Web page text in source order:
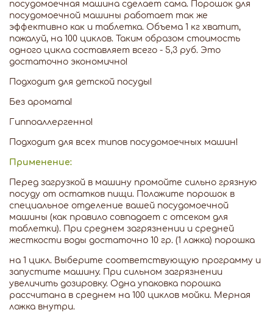
посудомоечная машина сделает сама. Порошок для
посудомоечной машины работает так же
эффективно как и таблетка. Объема 1 кг хватит,
пожалуй, на 100 циклов. Таким образом стоимость
одного цикла составляет всего - 5,3 руб. Это
достаточно экономично!
Подходит для детской посуды!
Без аромата!
Гиппоаллергенно!
Подходит для всех типов посудомоечных машин!
Применение:
Перед загрузкой в машину промойте сильно грязную
посуду от остатков пищи. Положите порошок в
специальное отделение вашей посудомоечной
машины (как правило совпадает с отсеком для
таблетки). При среднем загрязнении и средней
жесткости воды достаточно 10 гр. (1 ложка) порошка
на 1 цикл. Выберите соответствующую программу и
запустите машину. При сильном загрязнении
увеличить дозировку. Одна упаковка порошка
рассчитана в среднем на 100 циклов мойки. Мерная
ложка внутри.